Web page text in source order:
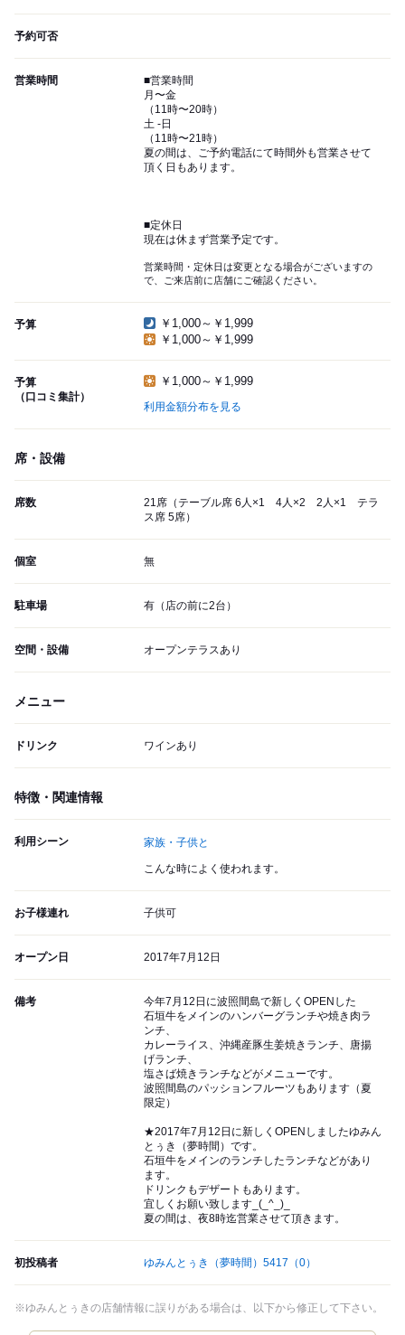
予約可否
営業時間
■営業時間
月〜金
（11時〜20時）
土 -日
（11時〜21時）
夏の間は、ご予約電話にて時間外も営業させて
頂く日もあります。
■定休日
現在は休まず営業予定です。
営業時間・定休日は変更となる場合がございますの
で、ご来店前に店舗にご確認ください。
予算
￥1,000～￥1,999
￥1,000～￥1,999
予算
（口コミ集計）
￥1,000～￥1,999
利用金額分布を見る
席・設備
席数
21席（テーブル席 6人×1 4人×2 2人×1 テラ
ス席 5席）
個室 無
駐車場 有（店の前に2台）
空間・設備 オープンテラスあり
メニュー
ドリンク ワインあり
特徴・関連情報
利用シーン 家族・子供と
こんな時によく使われます。
お子様連れ 子供可
オープン日 2017年7月12日
備考
今年7月12日に波照間島で新しくOPENした
石垣牛をメインのハンバーグランチや焼き肉ラ
ンチ、
カレーライス、沖縄産豚生姜焼きランチ、唐揚
げランチ、
塩さば焼きランチなどがメニューです。
波照間島のパッションフルーツもあります（夏
限定）
★2017年7月12日に新しくOPENしましたゆみん
とぅき（夢時間）です。
石垣牛をメインのランチしたランチなどがあり
ます。
ドリンクもデザートもあります。
宜しくお願い致します_(_^_)_
夏の間は、夜8時迄営業させて頂きます。
初投稿者 ゆみんとぅき（夢時間）5417 （0）
※ゆみんとぅきの店舗情報に誤りがある場合は、以下から修正して下さい。